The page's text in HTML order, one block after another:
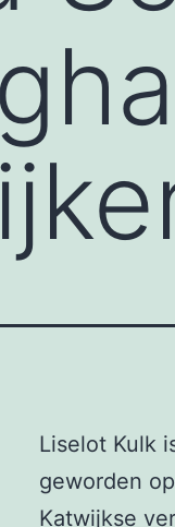
Liselot Kulk
geworden
Katwijkse